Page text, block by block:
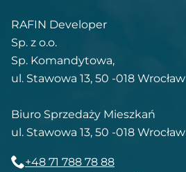
RAFIN Developer
Sp. z o.o.
Sp. Komandytowa,
ul. Stawowa 13, 50 -018 Wrocław
Biuro Sprzedaży Mieszkań
ul. Stawowa 13, 50 -018 Wrocław
+48 71 788 78 88